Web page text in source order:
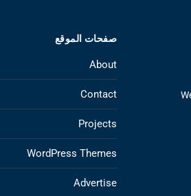
صفحات الموقع
About
Contact
Projects
WordPress Themes
Advertise